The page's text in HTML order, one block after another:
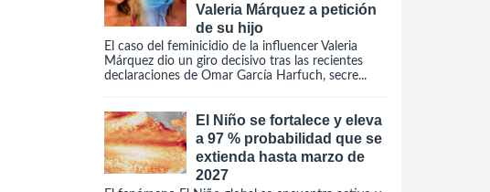
Valeria Márquez a petición
de su hijo
El caso del feminicidio de la influencer Valeria
Márquez dio un giro decisivo tras las recientes
declaraciones de Omar García Harfuch, secre...
El Niño se fortalece y eleva
a 97 % probabilidad que se
extienda hasta marzo de
2027